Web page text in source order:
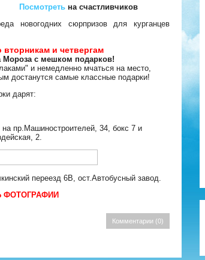
Посмотретьна счастливчиков
новогодних сюрпризов для курганцев
вторникам и четвергам
Мороза с мешком подарков!
и немедленно мчаться на место,
достанутся самые классные подарки!
дарят:
на пр.Машиностроителей, 34, бокс 7 и
2.
переезд 6В, ост.Автобусный завод.
ФОТОГРАФИИ
Комментарии (0)